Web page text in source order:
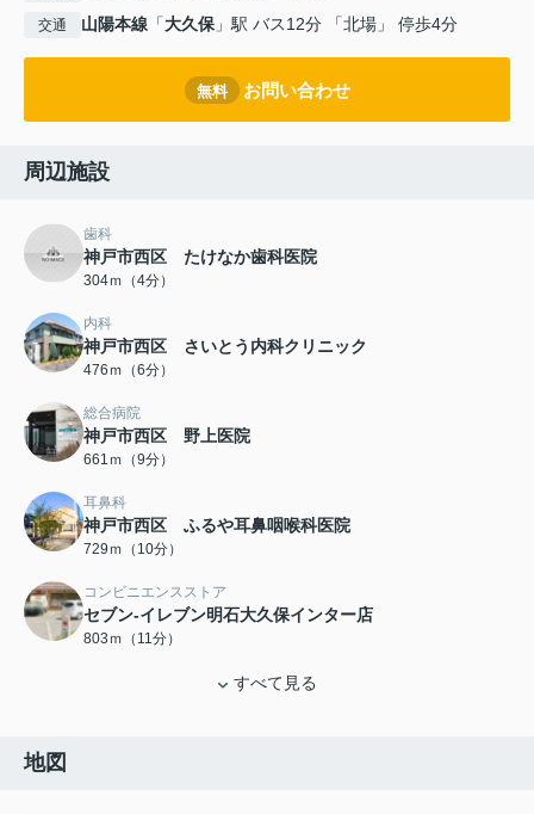
交通 山陽本線 「大久保」駅 バス12分 「北場」 停歩4分
無料 お問い合わせ
周辺施設
歯科
神戸市西区 たけなか歯科医院
304ｍ（4分）
内科
神戸市西区 さいとう内科クリニック
476ｍ（6分）
総合病院
神戸市西区 野上医院
661ｍ（9分）
耳鼻科
神戸市西区 ふるや耳鼻咽喉科医院
729ｍ（10分）
コンビニエンスストア
セブン-イレブン明石大久保インター店
803ｍ（11分）
すべて見る
地図